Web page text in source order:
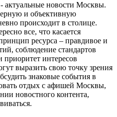
актуальные новости Москвы.
и объективную
происходит в столице.
все, что касается
ресурса – правдивое и
соблюдение стандартов
приоритет интересов
выразить свою точку зрения
знаковые события в
отдых с афишей Москвы,
новостного контента,